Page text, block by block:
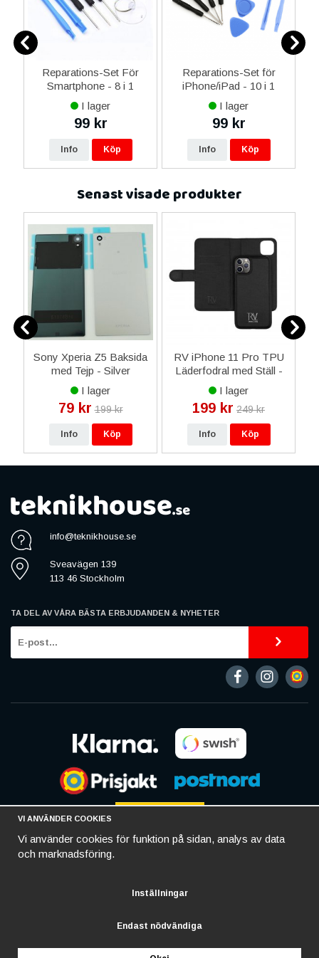
Reparations-Set För
Smartphone - 8 i 1
I lager
99 kr
Info Köp
Reparations-Set för
iPhone/iPad - 10 i 1
I lager
99 kr
Info Köp
Senast visade produkter
Sony Xperia Z5 Baksida
med Tejp - Silver
I lager
79 kr 199 kr
Info Köp
RV iPhone 11 Pro TPU
Läderfodral med Ställ -
Svart
I lager
199 kr 249 kr
Info Köp
info@teknikhouse.se
Sveavägen 139
113 46 Stockholm
TA DEL AV VÅRA BÄSTA ERBJUDANDEN & NYHETER
VI ANVÄNDER COOKIES
Vi använder cookies för funktion på sidan, analys av data
och marknadsföring.
Inställningar
Endast nödvändiga